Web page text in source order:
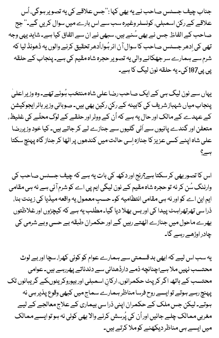
جناب چیف جسٹس صاحب نے یہ بھی کہا :''جس علاقے کی یہ تصویر ہوگی، اُس
علاقے کے رکن اسمبلی، کونسلر وغیرہ سب سے اس بارے میں سوال کریں گے۔'' جج
صاحب کے الفاظ جس نے بھی سُنے ہیں، سبھی نے ان سے اتفاق کیا ہے۔ شاید یہی وجہ
تھی کی اِدھر جسٹس صاحب کا سوال آن ائر ہُوا،اُدھر تحقیق کرنے والوں یہ ڈھونڈ لیا کہ
شرم سے ہمارے سر جھکانے والی یہ تصویر حجرہ شاہ مقیم کی ہے۔ پنجاب کے حلقہ
پی پی187کی۔ یہ حلقہ نون لیگ کا ہے۔
یہاں سے نون لیگ ہی کے ایک صاحب رضا علی شاہ منتخب ہُوئے تھے۔ وہ وزیر اعلیٰ
پنجاب میاں شہباز شریف کی کابینہ کے رکنِ رکین بھی ہیں۔ صوبائی وزیر ہائر ایجوکیشن
کے عہدے کے مالک اور حال یہ ہے کہ اُن کے ووٹر اور حلقے کے لوگ محلّے کی غلیظ،
متعفن اور گندے پانیوں سے اَٹی گلیوں سے جنازے لے کر جاتے ہیں۔ کیا خود وزیررضا
علی شاہ اپنے کسی عزیز کا جنازہ اِسی حالت میں کندھوں پر اٹھا کر جناز گاہ پہنچ سکتا
ہے؟
اس کا تصور بھی کر سکتا ہے؟رنج اور دکھ کی بات یہ ہے کہ چیف جسٹس صاحب کی
وارننگ سُن کر نہ تو حجرہ شاہ مقیم کے نون لیگی ایم پی اے کو شرم آئی ہے نہ ہی مقامی
ایم این اے کو اور نہ ہی مقامی انتظامیہ کو۔ حسبِ معمول یہ واقعہ میڈیا کی زینت بنا،
ذرا سی تھرتھراہٹ پیدا کی اور بس بھلا دیا گیا۔ مطلب یہ ہے کہ کیچڑوں اور غلاظتوں
بھرے ماحول میں جنازے اٹھتے رہیں گے اور حکمران طبقہ بے حسی وبے شرمی کی
چادر اوڑھے رہے گا۔
یہ سب اس لیے کہ ابھی بد قسمتی سے ہمارے عوام کو کوئی کھرا، سچا اور بے لوث
محتسب نہیں ملا ہے؛چنانچہ ذمے دارڈھٹائی سے دندناتے پھررہے ہیں۔ عوامی
محتسب کے ہاتھ اگر کرپٹ حکمرانوں، ارکانِ اسمبلی اور بیوروکریٹوںکے گریبانوں تک
پہنچ رہے ہوتے تو ایسے روح فرسا مناظر ہمارے سماج میں کبھی وقوع پذیر ہی نہ
ہوتے۔ لیکن جس ملک کے حکمران اپنی ذرا سی بیماری کے علاج معالجے کے لیے
مغربی ممالک چلے جائیں اور اُن کی پُرسش کرنے والا بھی کوئی نہ ہو تو ایسے ممالک
میں ایسے ہی مناظر دیکھنے کو ملا کرتے ہیں۔